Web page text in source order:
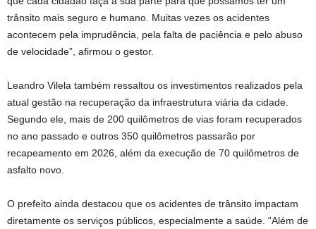
trânsito mais seguro e humano. Muitas vezes os acidentes
acontecem pela imprudência, pela falta de paciência e pelo abuso
de velocidade”, afirmou o gestor.
Leandro Vilela também ressaltou os investimentos realizados pela
atual gestão na recuperação da infraestrutura viária da cidade.
Segundo ele, mais de 200 quilômetros de vias foram recuperados
no ano passado e outros 350 quilômetros passarão por
recapeamento em 2026, além da execução de 70 quilômetros de
asfalto novo.
O prefeito ainda destacou que os acidentes de trânsito impactam
diretamente os serviços públicos, especialmente a saúde. “Além de